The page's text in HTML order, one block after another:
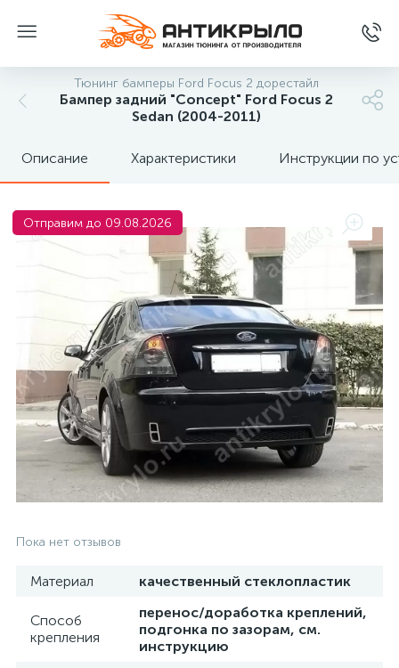
Тюнинг бамперы Ford Focus 2 дорестайл
Бампер задний "Concept" Ford Focus 2
Sedan (2004-2011)
Описание Характеристики Инструкции по
Отправим до 09.08.2026
Пока нет отзывов
Материал качественный стеклопластик
Способ
крепления
перенос/доработка креплений,
подгонка по зазорам, см.
инструкцию